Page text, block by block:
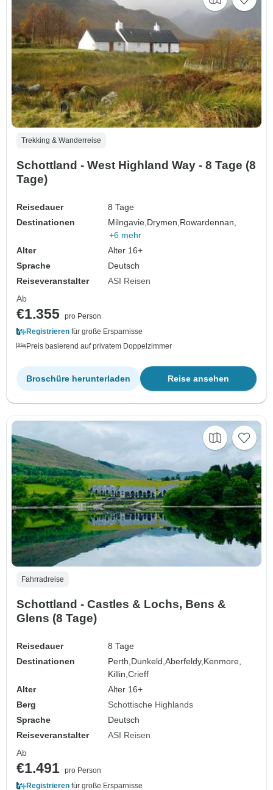
Trekking & Wanderreise
Schottland - West Highland Way - 8 Tage (8
Tage)
Reisedauer
8 Tage
Destinationen
Milngavie,Drymen,Rowardennan,
+6 mehr
Alter
Alter 16+
Sprache
Deutsch
Reiseveranstalter
ASI Reisen
Ab
€1.355 pro Person
Registrieren für große Ersparnisse
Preis basierend auf privatem Doppelzimmer
Reise ansehen
Broschüre herunterladen
Fahrradreise
Schottland - Castles & Lochs, Bens &
Glens (8 Tage)
Reisedauer
8 Tage
Destinationen
Perth,Dunkeld,Aberfeldy,Kenmore,
Killin,Crieff
Alter
Alter 16+
Berg
Schottische Highlands
Sprache
Deutsch
Reiseveranstalter
ASI Reisen
Ab
€1.491 pro Person
Registrieren für große Ersparnisse